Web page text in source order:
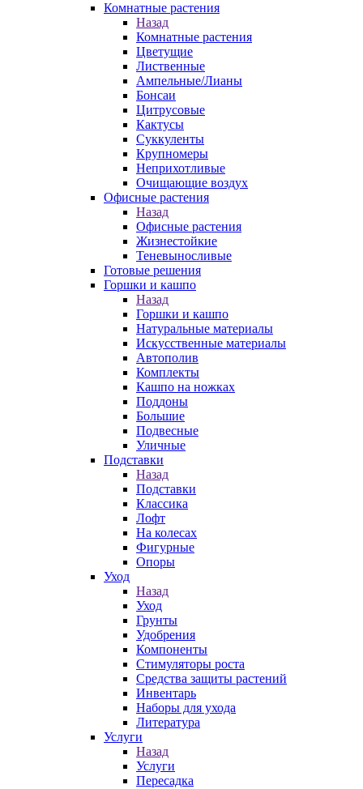
Комнатные растения
Назад
Комнатные растения
Цветущие
Лиственные
Ампельные/Лианы
Бонсаи
Цитрусовые
Кактусы
Суккуленты
Крупномеры
Неприхотливые
Очищающие воздух
Офисные растения
Назад
Офисные растения
Жизнестойкие
Теневыносливые
Готовые решения
Горшки и кашпо
Назад
Горшки и кашпо
Натуральные материалы
Искусственные материалы
Автополив
Комплекты
Кашпо на ножках
Поддоны
Большие
Подвесные
Уличные
Подставки
Назад
Подставки
Классика
Лофт
На колесах
Фигурные
Опоры
Уход
Назад
Уход
Грунты
Удобрения
Компоненты
Стимуляторы роста
Средства защиты растений
Инвентарь
Наборы для ухода
Литература
Услуги
Назад
Услуги
Пересадка